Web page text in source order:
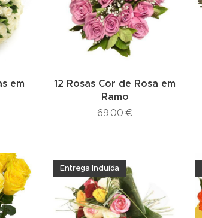
em
12 Rosas Cor de Rosa em
Ramo
69,00 €
Entrega Incluída